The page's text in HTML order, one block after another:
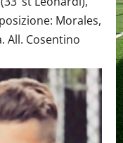
Morales,
All. Cosentino